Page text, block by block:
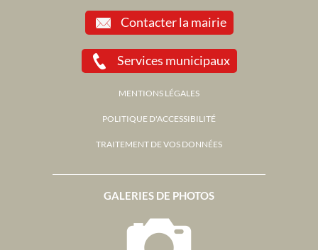
GALERIES DE PHOTOS
Contacter la mairie
Services municipaux
MENTIONS LÉGALES
POLITIQUE D'ACCESSIBILITÉ
TRAITEMENT DE VOS DONNÉES